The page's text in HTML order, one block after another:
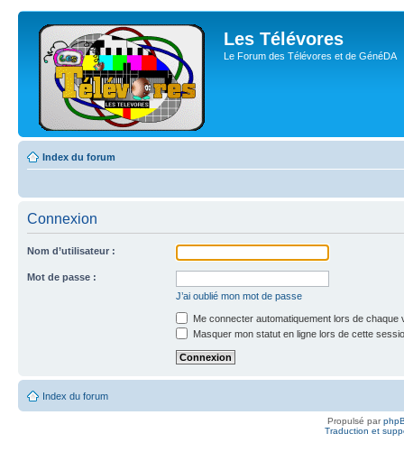
Les Télévores
Le Forum des Télévores et de GénéDA
Index du forum
Connexion
Nom d’utilisateur :
Mot de passe :
J’ai oublié mon mot de passe
Me connecter automatiquement lors de chaque
Masquer mon statut en ligne lors de cette
Index du forum
Propulsé par
Traduction et